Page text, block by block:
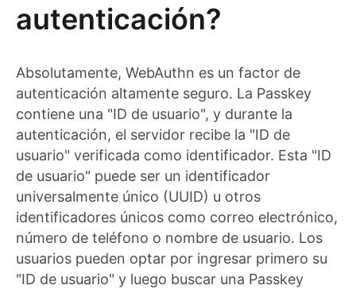
autenticación?
Absolutamente, WebAuthn es un factor de
autenticación altamente seguro. La Passkey
contiene una "ID de usuario", y durante la
autenticación, el servidor recibe la "ID de
usuario" verificada como identificador. Esta "ID
de usuario" puede ser un identificador
universalmente único (UUID) u otros
identificadores únicos como correo electrónico,
número de teléfono o nombre de usuario. Los
usuarios pueden optar por ingresar primero su
"ID de usuario" y luego buscar una Passkey